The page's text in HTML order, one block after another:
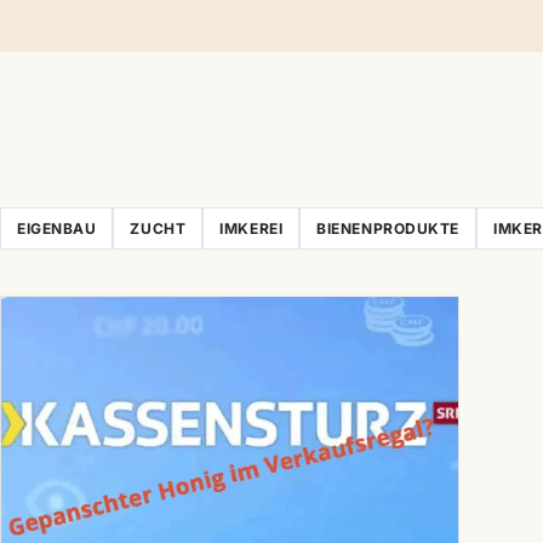
EIGENBAU ZUCHT IMKEREI BIENENPRODUKTE